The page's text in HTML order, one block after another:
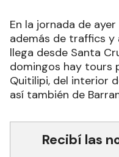
En la jornada de
además de traffics
llega desde Santa
domingos hay tours
Quitilipi, del interior
así también de
Recibí las